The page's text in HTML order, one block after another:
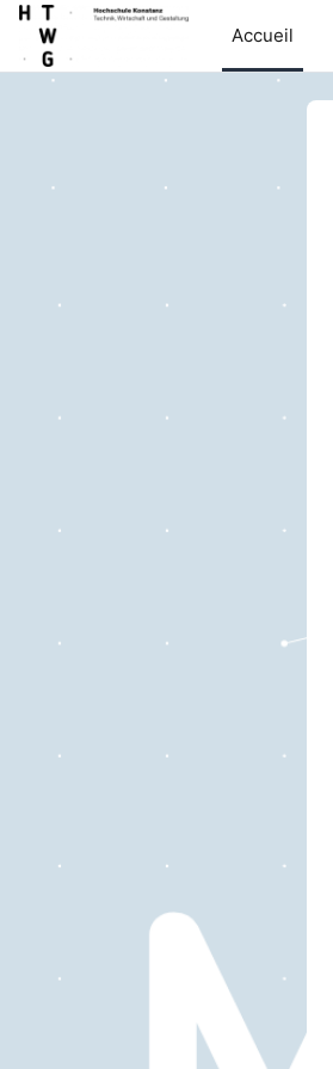
Passer au contenu principal
Accueil